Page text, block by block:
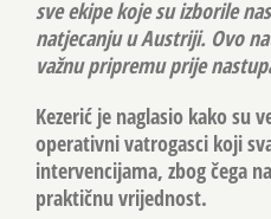
sve ekipe koje su izborile
natjecanju u Austriji. Ovo
važnu pripremu prije
Kezerić je naglasio kako su
operativni vatrogasci koji
intervencijama, zbog čega
praktičnu vrijednost.